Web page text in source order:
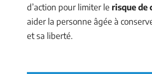
d’action pour limiter le risque de
aider la personne âgée à
et sa liberté.